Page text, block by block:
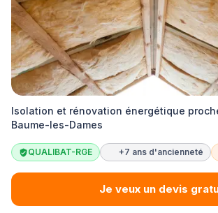
Isolation et rénovation énergétique
Baume-les-Dames
QUALIBAT-RGE +7 ans d'ancienneté
Je veux un devis